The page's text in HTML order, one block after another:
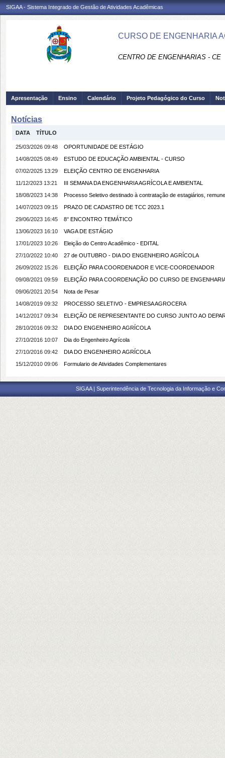
SIGAA - Sistema Integrado de Gestão de Atividades Acadêmicas
CURSO DE ENGENHARIA
CENTRO DE ENGENHARIAS - CE
Apresentação Ensino Calendário Projeto Pedagógico do Curso
Notícias
DATA TÍTULO
25/03/2026 09:48
OPORTUNIDADE DE ESTÁGIO
14/08/2025 08:49
ESTUDO DE EDUCAÇÃO AMBIENTAL - CURSO
07/02/2025 13:29
ELEIÇÃO CENTRO DE ENGENHARIA
11/12/2023 13:21
III SEMANA DA ENGENHARIA AGRÍCOLA E AMBIENTAL
18/08/2023 14:38
Processo Seletivo destinado à contratação de estagiários,
14/07/2023 09:15
PRAZO DE CADASTRO DE TCC 2023.1
29/06/2023 16:45
8° ENCONTRO TEMÁTICO
13/06/2023 16:10
VAGA DE ESTÁGIO
17/01/2023 10:26
Eleição do Centro Acadêmico - EDITAL
27/10/2022 10:40
27 de OUTUBRO - DIA DO ENGENHEIRO AGRÍCOLA
26/09/2022 15:26
ELEIÇÃO PARA COORDENADOR E VICE-COORDENADOR
09/08/2021 09:59
ELEIÇÃO PARA COORDENAÇÃO DO CURSO DE
09/06/2021 20:54
Nota de Pesar
14/08/2019 09:32
PROCESSO SELETIVO - EMPRESA AGROCERA
14/12/2017 09:34
ELEIÇÃO DE REPRESENTANTE DO CURSO JUNTO AO
28/10/2016 09:32
DIA DO ENGENHEIRO AGRÍCOLA
27/10/2016 10:07
Dia do Engenheiro Agrícola
27/10/2016 09:42
DIA DO ENGENHEIRO AGRÍCOLA
15/12/2010 09:06
Formulario de Atividades Complementares
SIGAA | Superintendência de Tecnologia da Informação e